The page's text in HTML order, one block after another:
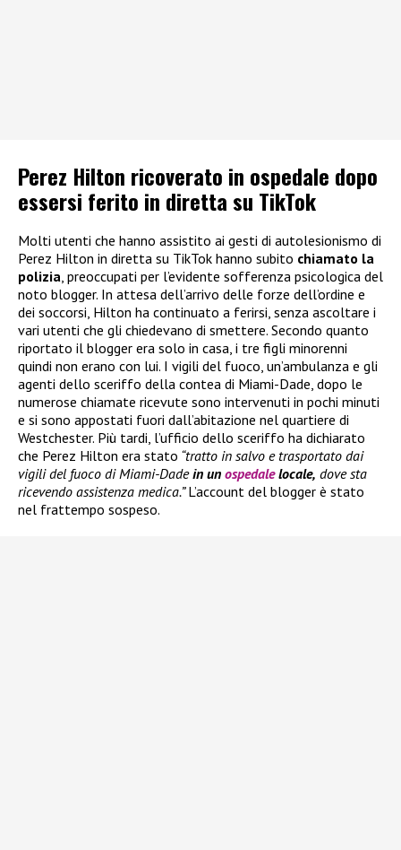
Perez Hilton ricoverato in ospedale dopo
essersi ferito in diretta su TikTok
Molti utenti che hanno assistito ai gesti di autolesionismo di
Perez Hilton in diretta su TikTok hanno subito chiamato la
polizia, preoccupati per l’evidente sofferenza psicologica del
noto blogger. In attesa dell’arrivo delle forze dell’ordine e
dei soccorsi, Hilton ha continuato a ferirsi, senza ascoltare i
vari utenti che gli chiedevano di smettere. Secondo quanto
riportato il blogger era solo in casa, i tre figli minorenni
quindi non erano con lui. I vigili del fuoco, un’ambulanza e gli
agenti dello sceriffo della contea di Miami-Dade, dopo le
numerose chiamate ricevute sono intervenuti in pochi minuti
e si sono appostati fuori dall’abitazione nel quartiere di
Westchester. Più tardi, l’ufficio dello sceriffo ha dichiarato
che Perez Hilton era stato “tratto in salvo e trasportato dai
vigili del fuoco di Miami-Dadein un ospedalelocale, dove sta
ricevendo assistenza medica.”L’account del blogger è stato
nel frattempo sospeso.